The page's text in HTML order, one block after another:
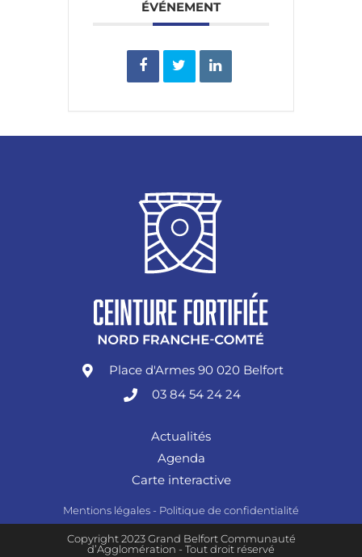
ÉVÉNEMENT
Place d'Armes 90 020 Belfort
03 84 54 24 24
Actualités
Agenda
Carte interactive
Mentions légales - Politique de confidentialité
Copyright 2023 Grand Belfort Communauté
d’Agglomération - Tout droit réservé